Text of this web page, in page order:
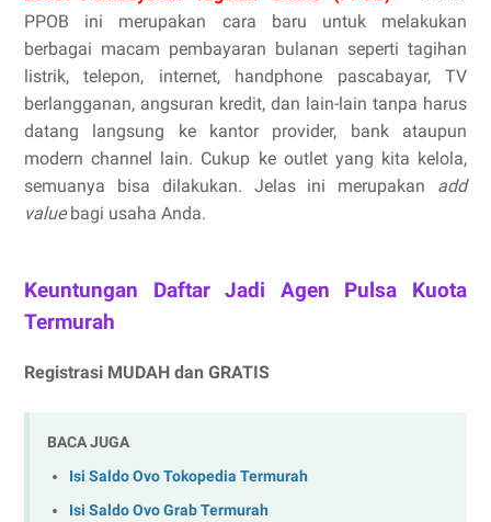
PPOB ini merupakan cara baru untuk melakukan
berbagai macam pembayaran bulanan seperti tagihan
listrik, telepon, internet, handphone pascabayar, TV
berlangganan, angsuran kredit, dan lain-lain tanpa harus
datang langsung ke kantor provider, bank ataupun
modern channel lain. Cukup ke outlet yang kita kelola,
semuanya bisa dilakukan. Jelas ini merupakan add
valuebagi usaha Anda.
Keuntungan Daftar Jadi Agen Pulsa Kuota
Termurah
Registrasi MUDAH dan GRATIS
BACA JUGA
Isi Saldo Ovo Tokopedia Termurah
Isi Saldo Ovo Grab Termurah